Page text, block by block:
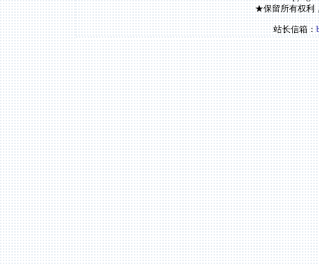
★保留所有权利
站长信箱：